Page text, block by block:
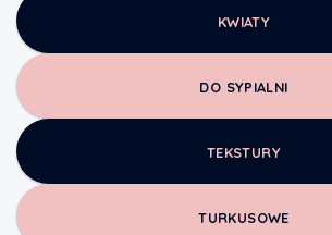
KWIATY
DO SYPIALNI
TEKSTURY
TURKUSOWE